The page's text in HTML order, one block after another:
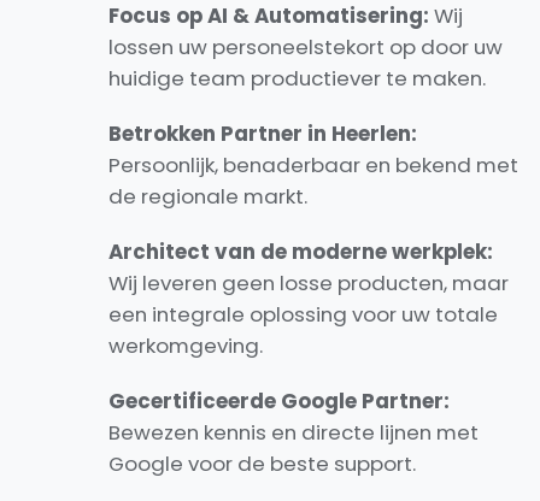
Focus op AI & Automatisering: Wij
lossen uw personeelstekort op door uw
huidige team productiever te maken.
Betrokken Partner in Heerlen:
Persoonlijk, benaderbaar en bekend met
de regionale markt.
Architect van de moderne werkplek:
Wij leveren geen losse producten, maar
een integrale oplossing voor uw totale
werkomgeving.
Gecertificeerde Google Partner:
Bewezen kennis en directe lijnen met
Google voor de beste support.